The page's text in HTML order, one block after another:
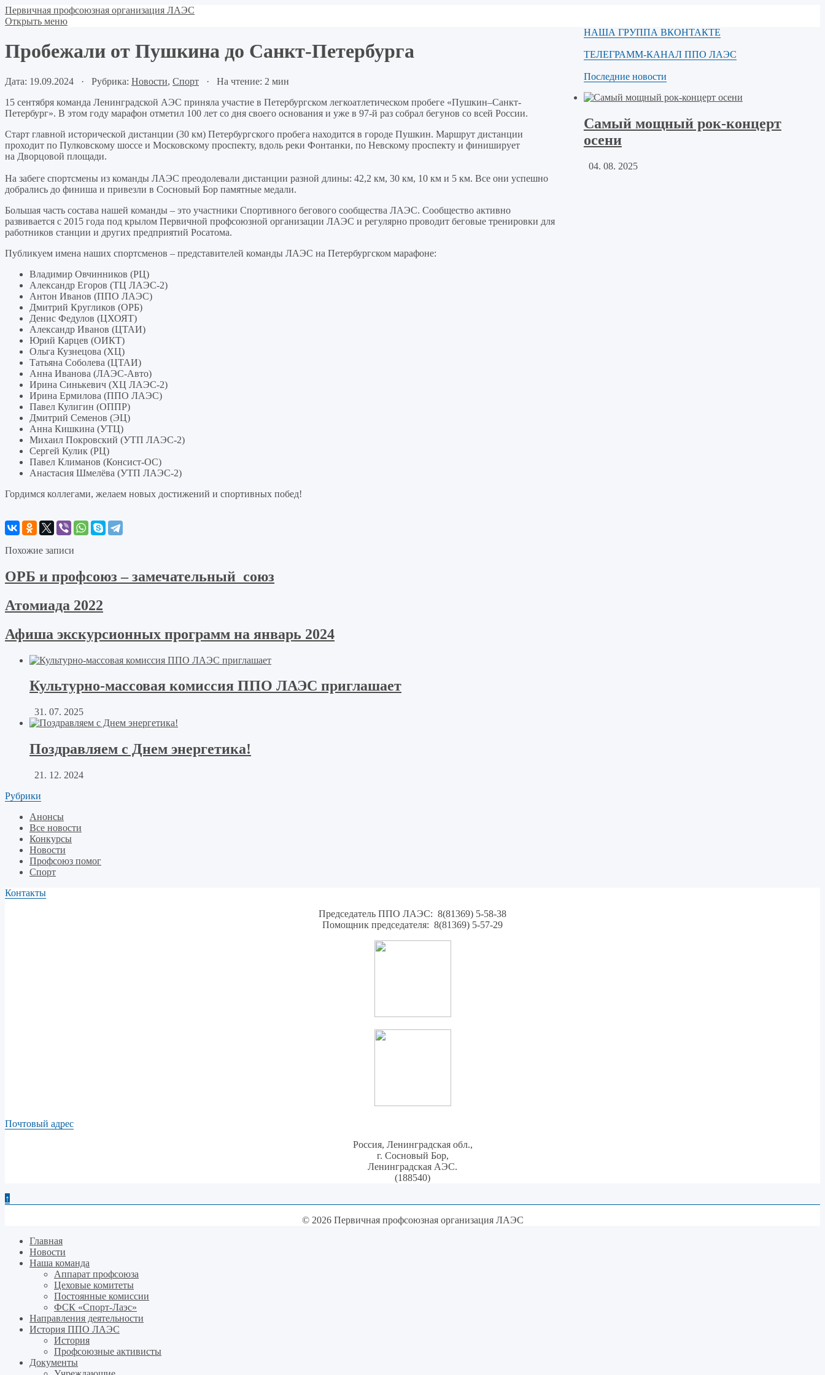
Первичная профсоюзная организация ЛАЭС
Открыть меню
Пробежали от Пушкина до Санкт-Петербурга
Дата: 19.09.2024 · Рубрика: Новости, Спорт · На чтение: 2 мин
15 сентября команда Ленинградской АЭС приняла участие в Петербургском легкоатлетическом пробеге «Пушкин–Санкт-
Петербург». В этом году марафон отметил 100 лет со дня своего основания и уже в 97-й раз собрал бегунов со всей России.
Старт главной исторической дистанции (30 км) Петербургского пробега находится в городе Пушкин. Маршрут дистанции
проходит по Пулковскому шоссе и Московскому проспекту, вдоль реки Фонтанки, по Невскому проспекту и финиширует
на Дворцовой площади.
На забеге спортсмены из команды ЛАЭС преодолевали дистанции разной длины: 42,2 км, 30 км, 10 км и 5 км. Все они успешно
добрались до финиша и привезли в Сосновый Бор памятные медали.
Большая часть состава нашей команды – это участники Спортивного бегового сообщества ЛАЭС. Сообщество активно
развивается с 2015 года под крылом Первичной профсоюзной организации ЛАЭС и регулярно проводит беговые тренировки для
работников станции и других предприятий Росатома.
Публикуем имена наших спортсменов – представителей команды ЛАЭС на Петербургском марафоне:
Владимир Овчинников (РЦ)
Александр Егоров (ТЦ ЛАЭС-2)
Антон Иванов (ППО ЛАЭС)
Дмитрий Кругликов (ОРБ)
Денис Федулов (ЦХОЯТ)
Александр Иванов (ЦТАИ)
Юрий Карцев (ОИКТ)
Ольга Кузнецова (ХЦ)
Татьяна Соболева (ЦТАИ)
Анна Иванова (ЛАЭС-Авто)
Ирина Синькевич (ХЦ ЛАЭС-2)
Ирина Ермилова (ППО ЛАЭС)
Павел Кулигин (ОППР)
Дмитрий Семенов (ЭЦ)
Анна Кишкина (УТЦ)
Михаил Покровский (УТП ЛАЭС-2)
Сергей Кулик (РЦ)
Павел Климанов (Консист-ОС)
Анастасия Шмелёва (УТП ЛАЭС-2)
Гордимся коллегами, желаем новых достижений и спортивных побед!
Похожие записи
ОРБ и профсоюз – замечательный союз
Атомиада 2022
Афиша экскурсионных программ на январь 2024
НАША ГРУППА ВКОНТАКТЕ
ТЕЛЕГРАММ-КАНАЛ ППО ЛАЭС
Последние новости
Самый мощный рок-концерт
осени
04. 08. 2025
Культурно-массовая комиссия ППО ЛАЭС приглашает
31. 07. 2025
Поздравляем с Днем энергетика!
21. 12. 2024
Рубрики
Анонсы
Все новости
Конкурсы
Новости
Профсоюз помог
Спорт
Контакты
Председатель ППО ЛАЭС: 8(81369) 5-58-38
Помощник председателя: 8(81369) 5-57-29
Почтовый адрес
Россия, Ленинградская обл.,
г. Сосновый Бор,
Ленинградская АЭС.
(188540)
↑
© 2026 Первичная профсоюзная организация ЛАЭС
Главная
Новости
Наша команда
Аппарат профсоюза
Цеховые комитеты
Постоянные комиссии
ФСК «Спорт-Лаэс»
Направления деятельности
История ППО ЛАЭС
История
Профсоюзные активисты
Документы